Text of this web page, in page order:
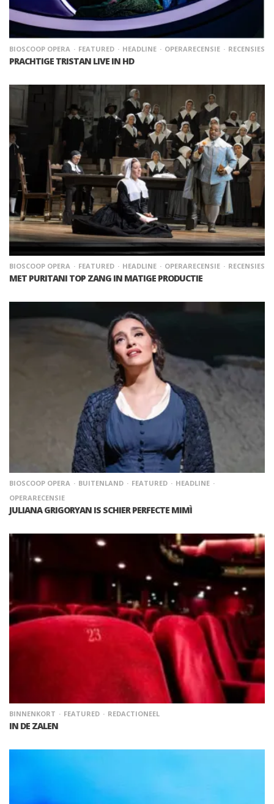
BIOSCOOP OPERA FEATURED HEADLINE OPERARECENSIE RECENSIES
PRACHTIGE TRISTAN LIVE IN HD
BIOSCOOP OPERA FEATURED HEADLINE OPERARECENSIE RECENSIES
MET PURITANI TOP ZANG IN MATIGE PRODUCTIE
BIOSCOOP OPERA BUITENLAND FEATURED
HEADLINE
OPERARECENSIE
JULIANA GRIGORYAN IS SCHIER PERFECTE MIMÌ
BINNENKORT FEATURED REDACTIONEEL
IN DE ZALEN